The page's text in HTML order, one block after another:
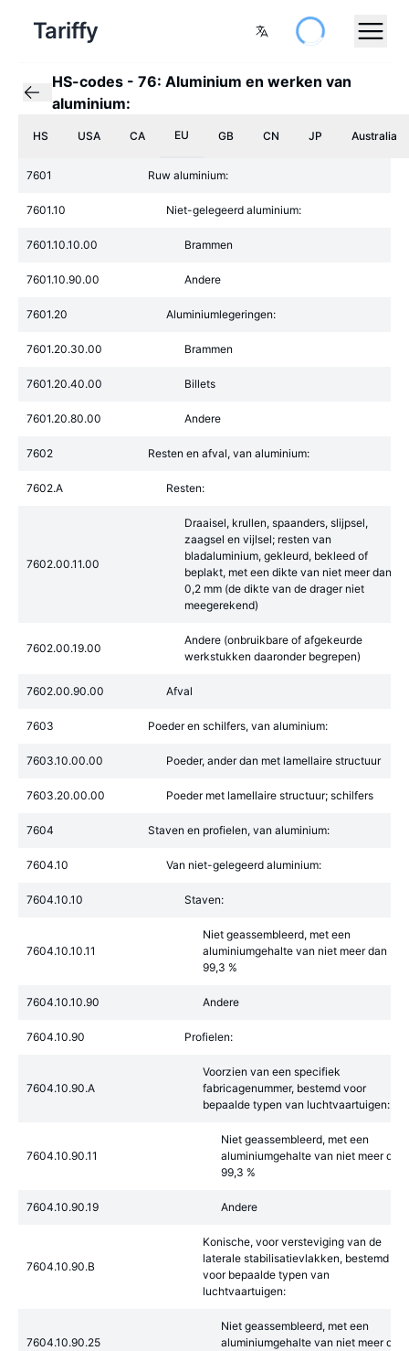
Tariffy
HS-codes - 76: Aluminium en werken van
aluminium:
HS USA CA EU GB CN JP Australia
7601 Ruw aluminium:
7601.10 Niet-gelegeerd aluminium:
7601.10.10.00 Brammen
7601.10.90.00 Andere
7601.20 Aluminiumlegeringen:
7601.20.30.00 Brammen
7601.20.40.00 Billets
7601.20.80.00 Andere
7602 Resten en afval, van aluminium:
7602.A Resten:
7602.00.11.00
Draaisel, krullen, spaanders, slijpsel,
zaagsel en vijlsel; resten van
bladaluminium, gekleurd, bekleed of
beplakt, met een dikte van niet meer dan
0,2 mm (de dikte van de drager niet
meegerekend)
7602.00.19.00
Andere (onbruikbare of afgekeurde
werkstukken daaronder begrepen)
7602.00.90.00 Afval
7603 Poeder en schilfers, van aluminium:
7603.10.00.00 Poeder, ander dan met lamellaire structuur
7603.20.00.00 Poeder met lamellaire structuur; schilfers
7604 Staven en profielen, van aluminium:
7604.10 Van niet-gelegeerd aluminium:
7604.10.10 Staven:
7604.10.10.11
Niet geassembleerd, met een
aluminiumgehalte van niet meer dan
99,3 %
7604.10.10.90 Andere
7604.10.90 Profielen:
7604.10.90.A
Voorzien van een specifiek
fabricagenummer, bestemd voor
bepaalde typen van luchtvaartuigen:
7604.10.90.11
Niet geassembleerd, met een
aluminiumgehalte van niet meer dan
99,3 %
7604.10.90.19 Andere
7604.10.90.B
Konische, voor versteviging van de
laterale stabilisatievlakken, bestemd
voor bepaalde typen van
luchtvaartuigen:
7604.10.90.25
Niet geassembleerd, met een
aluminiumgehalte van niet meer dan